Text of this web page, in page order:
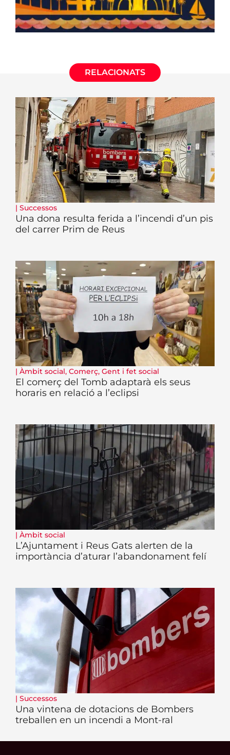
RELACIONATS
| Successos
Una dona resulta ferida a l’incendi d’un pis
del carrer Prim de Reus
| Àmbit social, Comerç, Gent i fet social
El comerç del Tomb adaptarà els seus
horaris en relació a l’eclipsi
| Àmbit social
L’Ajuntament i Reus Gats alerten de la
importància d’aturar l’abandonament felí
| Successos
Una vintena de dotacions de Bombers
treballen en un incendi a Mont-ral